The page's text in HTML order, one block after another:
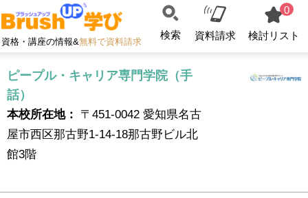
資格・講座の情報&無料で資料請求
検索 資料請求
0
検討リスト
ピープル・キャリア専門学院（手
話）
本校所在地：
〒451-0042 愛知県名古
屋市西区那古野1-14-18那古野ビル北
館3階